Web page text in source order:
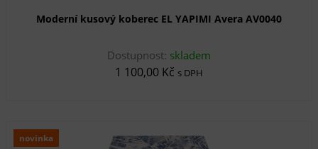
Moderní kusový koberec EL YAPIMI Avera AV0040
Dostupnost: skladem
1 100,00 Kč s DPH
novinka